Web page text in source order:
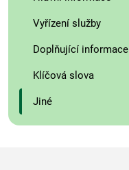
Vyřízení služby
Doplňující informace
Klíčová slova
Jiné